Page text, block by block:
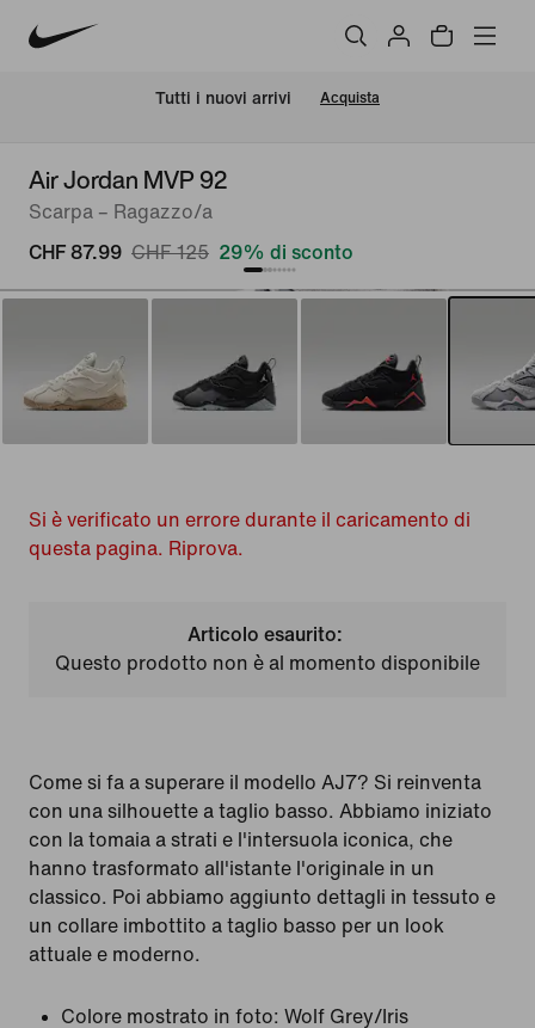
Tutti i nuovi arrivi Acquista
Air Jordan MVP 92
Scarpa – Ragazzo/a
CHF 87.99 CHF 125 29% di sconto
Si è verificato un errore durante il caricamento di
questa pagina. Riprova.
Articolo esaurito:
Questo prodotto non è al momento disponibile
Come si fa a superare il modello AJ7? Si reinventa
con una silhouette a taglio basso. Abbiamo iniziato
con la tomaia a strati e l'intersuola iconica, che
hanno trasformato all'istante l'originale in un
classico. Poi abbiamo aggiunto dettagli in tessuto e
un collare imbottito a taglio basso per un look
attuale e moderno.
Colore mostrato in foto: Wolf Grey/Iris